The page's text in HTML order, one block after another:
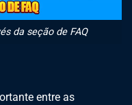
da seção de FAQ
entre as